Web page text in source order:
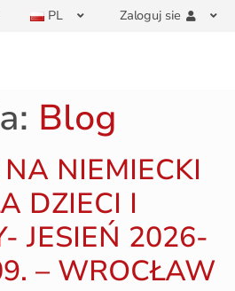
PL Zaloguj sie
Blog
NIEMIECKI
DZIECI I
JESIEŃ 2026-
– WROCŁAW